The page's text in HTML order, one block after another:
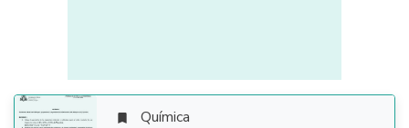
 Química